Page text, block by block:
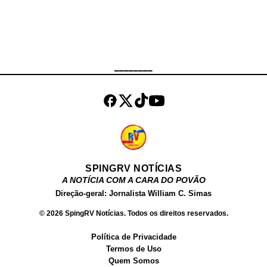
SPINGRV NOTÍCIAS
A NOTÍCIA COM A CARA DO POVÃO
Direção-geral: Jornalista William C. Simas
© 2026 SpingRV Notícias. Todos os direitos reservados.
Política de Privacidade
Termos de Uso
Quem Somos